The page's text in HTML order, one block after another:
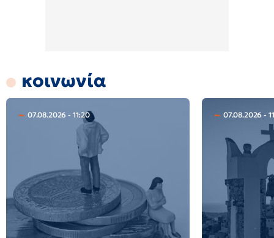
κοινωνία
07.08.2026 - 11:20 07.08.2026 -